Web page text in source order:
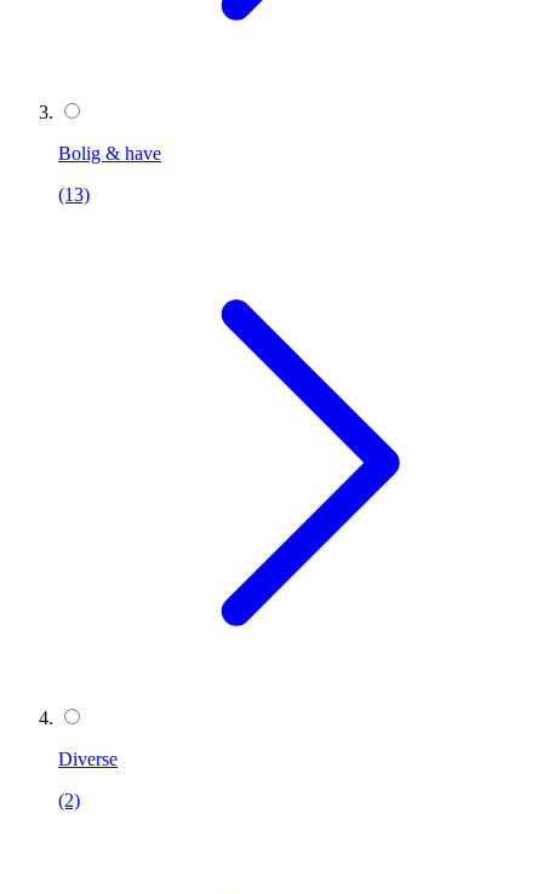
Bolig & have
(13)
Diverse
(2)